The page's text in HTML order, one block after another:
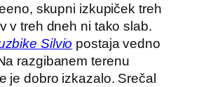
skupni izkupiček treh
v treh dneh ni tako slab.
Silvio postaja vedno
razgibanem terenu
je dobro izkazalo. Srečal